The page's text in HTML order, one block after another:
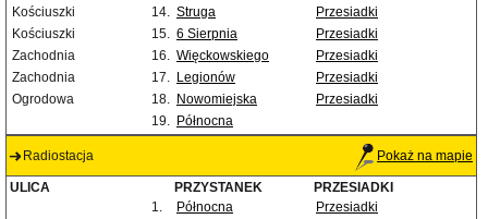
Kościuszki
14. Struga
Przesiadki
Kościuszki
15. 6 Sierpnia
Przesiadki
Zachodnia
16. Więckowskiego
Przesiadki
Zachodnia
17. Legionów
Przesiadki
Ogrodowa
18. Nowomiejska
Przesiadki
19. Północna
Radiostacja Pokaż na mapie
ULICA PRZYSTANEK
PRZESIADKI
1.
Północna
Przesiadki